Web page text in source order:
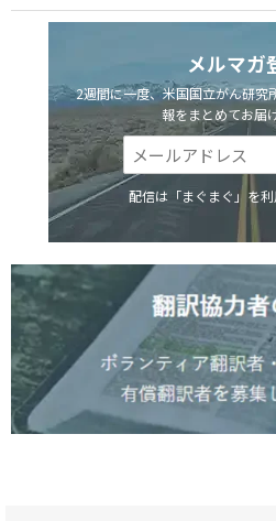
メルマガ
2週間に一度、米国国立がん研究
報をまとめてお届
配信は「まぐまぐ」を利